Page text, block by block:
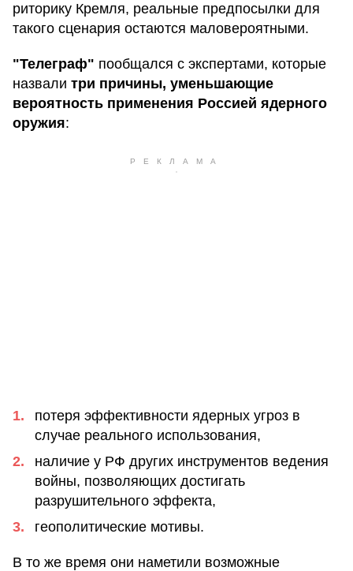
риторику Кремля, реальные предпосылки для
такого сценария остаются маловероятными.
"Телеграф" пообщался с экспертами, которые
назвали три причины, уменьшающие
вероятность применения Россией ядерного
оружия:
потеря эффективности ядерных угроз в
случае реального использования,
наличие у РФ других инструментов ведения
войны, позволяющих достигать
разрушительного эффекта,
геополитические мотивы.
В то же время они наметили возможные